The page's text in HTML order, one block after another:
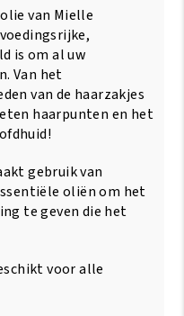
van Mielle
is om al uw
Van het
van de haarzakjes
haarpunten en het
gebruik van
oliën om het
te geven die het
voor alle